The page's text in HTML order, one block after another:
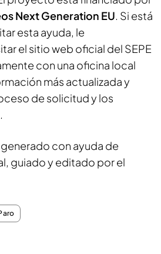
Next Generation EU. Si está
esta ayuda, le
el sitio web oficial del SEPE
con una oficina local
más actualizada y
de solicitud y los
con ayuda de
guiado y editado por el